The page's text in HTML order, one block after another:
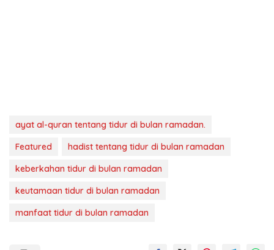
ayat al-quran tentang tidur di bulan ramadan.
Featured
hadist tentang tidur di bulan ramadan
keberkahan tidur di bulan ramadan
keutamaan tidur di bulan ramadan
manfaat tidur di bulan ramadan